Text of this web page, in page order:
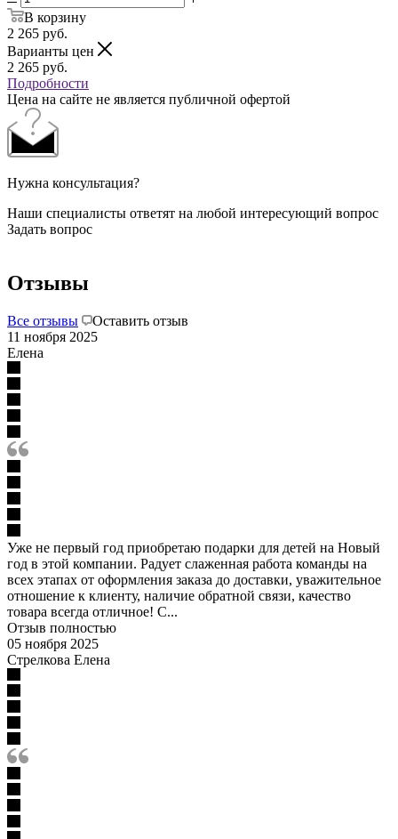
В корзину
2 265 руб.
Варианты цен
2 265 руб.
Подробности
Цена на сайте не является публичной офертой
Нужна консультация?
Наши специалисты ответят на любой интересующий вопрос
Задать вопрос
Отзывы
Все отзывы
Оставить отзыв
11 ноября 2025
Елена
Уже не первый год приобретаю подарки для детей на Новый
год в этой компании. Радует слаженная работа команды на
всех этапах от оформления заказа до доставки, уважительное
отношение к клиенту, наличие обратной связи, качество
товара всегда отличное! С...
Отзыв полностью
05 ноября 2025
Стрелкова Елена